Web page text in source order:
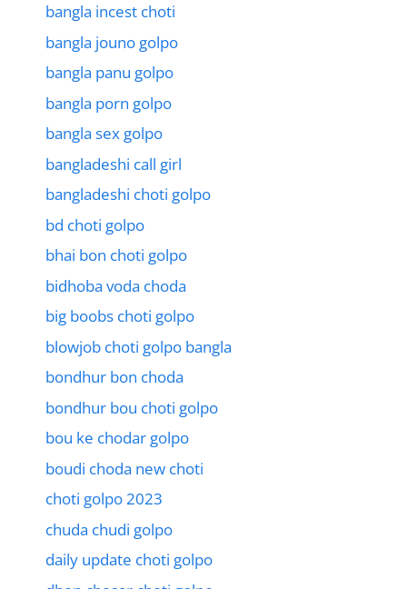
bangla incest choti
bangla jouno golpo
bangla panu golpo
bangla porn golpo
bangla sex golpo
bangladeshi call girl
bangladeshi choti golpo
bd choti golpo
bhai bon choti golpo
bidhoba voda choda
big boobs choti golpo
blowjob choti golpo bangla
bondhur bon choda
bondhur bou choti golpo
bou ke chodar golpo
boudi choda new choti
choti golpo 2023
chuda chudi golpo
daily update choti golpo